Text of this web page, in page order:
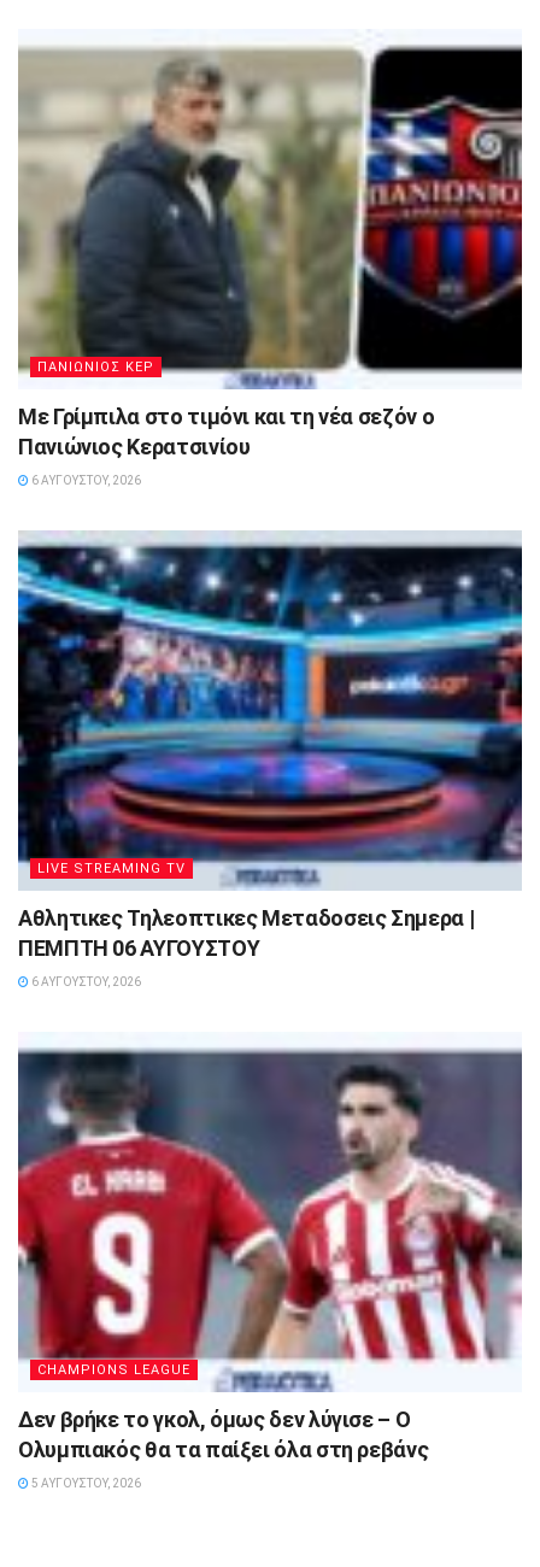
ΠΑΝΙΩΝΙΟΣ ΚΕΡ
Με Γρίμπιλα στο τιμόνι και τη νέα σεζόν ο
Πανιώνιος Κερατσινίου
6 ΑΥΓΟΎΣΤΟΥ, 2026
LIVE STREAMING TV
Αθλητικες Τηλεοπτικες Μεταδοσεις Σημερα |
ΠΕΜΠΤΗ 06 ΑΥΓΟΥΣΤΟΥ
6 ΑΥΓΟΎΣΤΟΥ, 2026
CHAMPIONS LEAGUE
Δεν βρήκε το γκολ, όμως δεν λύγισε – Ο
Ολυμπιακός θα τα παίξει όλα στη ρεβάνς
5 ΑΥΓΟΎΣΤΟΥ, 2026